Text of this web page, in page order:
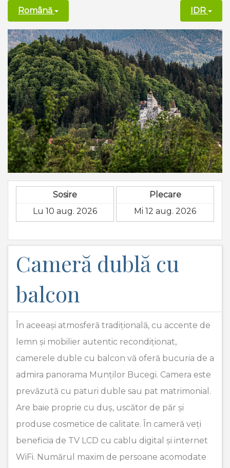
Română IDR
Sosire Plecare
Cameră dublă cu
balcon
În aceeași atmosferă tradițională, cu accente de
lemn și mobilier autentic recondiționat,
camerele duble cu balcon vă oferă bucuria de a
admira panorama Munților Bucegi. Camera este
prevăzută cu paturi duble sau pat matrimonial.
Are baie proprie cu duș, uscător de păr și
produse cosmetice de calitate. În cameră veți
beneficia de TV LCD cu cablu digital și internet
WiFi. Numărul maxim de persoane acomodate